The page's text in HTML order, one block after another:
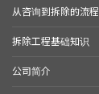
从咨询到拆除的流程
拆除工程基础知识
公司简介